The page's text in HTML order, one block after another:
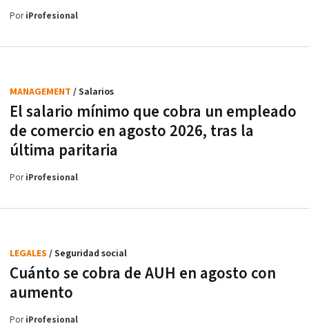
PoriProfesional
El salario mínimo que cobra un empleado
de comercio en agosto 2026, tras la
última paritaria
MANAGEMENT / Salarios
PoriProfesional
Cuánto se cobra de AUH en agosto con
aumento
LEGALES / Seguridad social
PoriProfesional